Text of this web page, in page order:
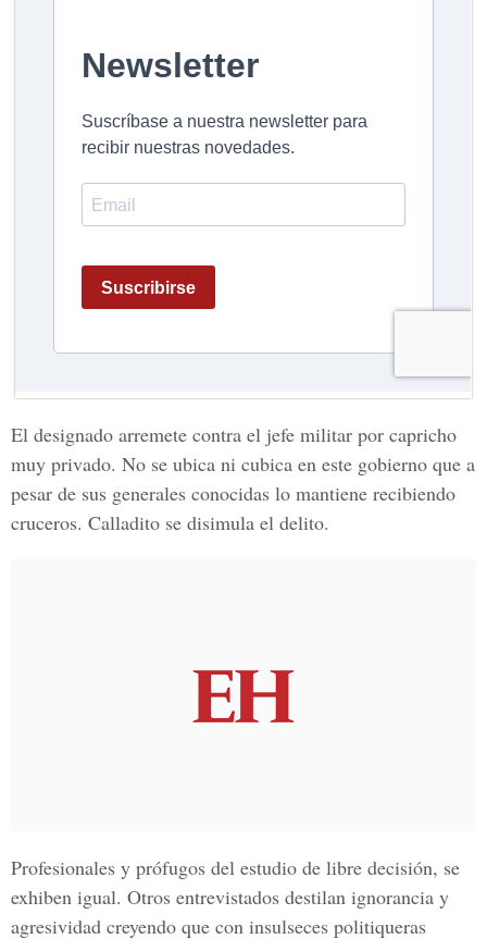
El designado arremete contra el jefe militar por capricho
muy privado. No se ubica ni cubica en este gobierno que a
pesar de sus generales conocidas lo mantiene recibiendo
cruceros. Calladito se disimula el delito.
Profesionales y prófugos del estudio de libre decisión, se
exhiben igual. Otros entrevistados destilan ignorancia y
agresividad creyendo que con insulseces politiqueras